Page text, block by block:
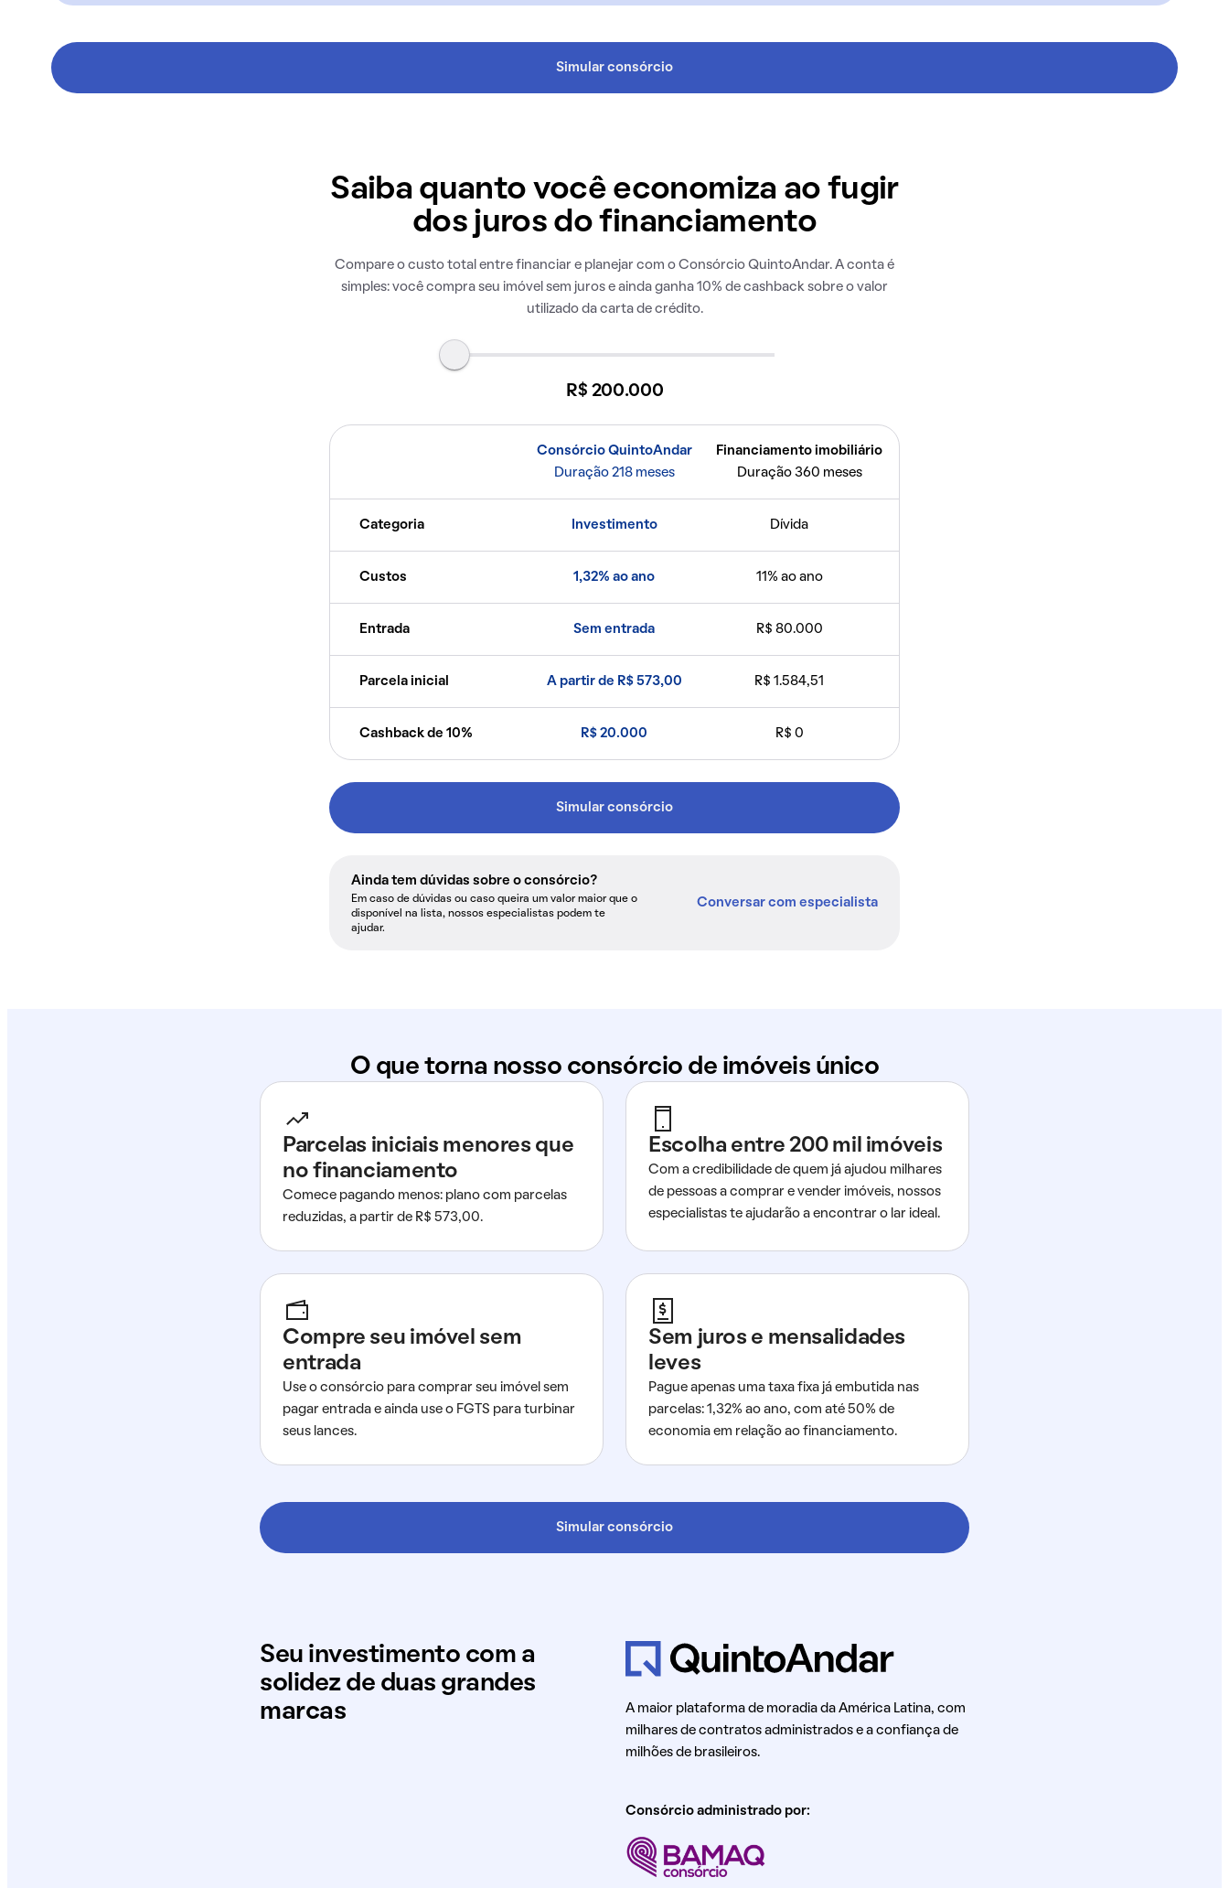
Simular consórcio
Saiba quanto você economiza ao fugir
dos juros do financiamento
Compare o custo total entre financiar e planejar com o Consórcio QuintoAndar. A conta é
simples: você compra seu imóvel sem juros e ainda ganha 10% de cashback sobre o valor
utilizado da carta de crédito.
R$ 200.000
Consórcio QuintoAndar
Duração 218 meses
Financiamento imobiliário
Duração 360 meses
Categoria Investimento Dívida
Custos 1,32% ao ano 11% ao ano
Entrada Sem entrada R$ 80.000
Parcela inicial A partir de R$ 573,00 R$ 1.584,51
Cashback de 10% R$ 20.000 R$ 0
Simular consórcio
Ainda tem dúvidas sobre o consórcio?
Em caso de dúvidas ou caso queira um valor maior que o
disponível na lista, nossos especialistas podem te
ajudar.
Conversar com especialista
O que torna nosso consórcio de imóveis único
Parcelas iniciais menores que
no financiamento
Comece pagando menos: plano com parcelas
reduzidas, a partir de R$ 573,00.
Escolha entre 200 mil imóveis
Com a credibilidade de quem já ajudou milhares
de pessoas a comprar e vender imóveis, nossos
especialistas te ajudarão a encontrar o lar ideal.
Compre seu imóvel sem
entrada
Use o consórcio para comprar seu imóvel sem
pagar entrada e ainda use o FGTS para turbinar
seus lances.
Sem juros e mensalidades
leves
Pague apenas uma taxa fixa já embutida nas
parcelas: 1,32% ao ano, com até 50% de
economia em relação ao financiamento.
Simular consórcio
Seu investimento com a
solidez de duas grandes
marcas
A maior plataforma de moradia da América Latina, com
milhares de contratos administrados e a confiança de
milhões de brasileiros.
Consórcio administrado por: